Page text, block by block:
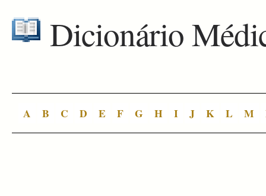
Dicionário
A B C D E F G H I J K L M